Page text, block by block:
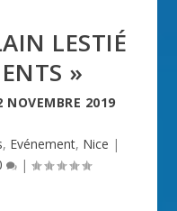
LESTIÉ
»
NOVEMBRE 2019
, Evénement, Nice |
|